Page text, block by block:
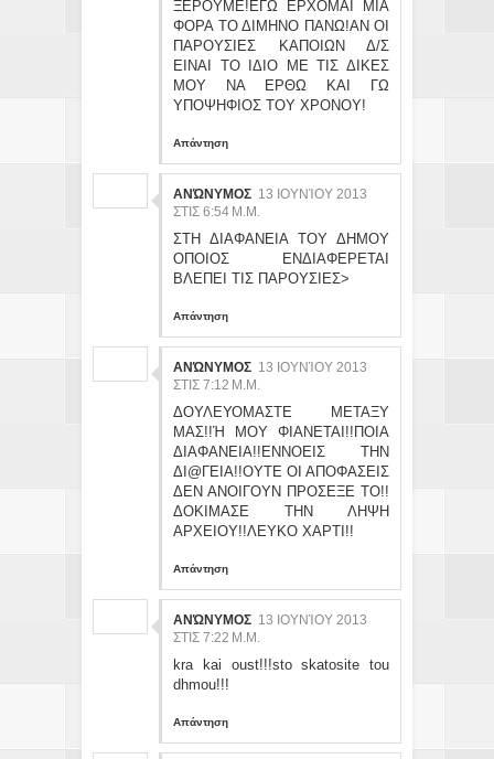
ΞΕΡΟΥΜΕ!ΕΓΩ ΕΡΧΟΜΑΙ ΜΙΑ
ΦΟΡΑ ΤΟ ΔΙΜΗΝΟ ΠΑΝΩ!ΑΝ ΟΙ
ΠΑΡΟΥΣΙΕΣ ΚΑΠΟΙΩΝ Δ/Σ
ΕΙΝΑΙ ΤΟ ΙΔΙΟ ΜΕ ΤΙΣ ΔΙΚΕΣ
ΜΟΥ ΝΑ ΕΡΘΩ ΚΑΙ ΓΩ
ΥΠΟΨΗΦΙΟΣ ΤΟΥ ΧΡΟΝΟΥ!
Απάντηση
ΑΝΏΝΥΜΟΣ 13 ΙΟΥΝΊΟΥ 2013
ΣΤΙΣ 6:54 Μ.Μ.
ΣΤΗ ΔΙΑΦΑΝΕΙΑ ΤΟΥ ΔΗΜΟΥ
ΟΠΟΙΟΣ ΕΝΔΙΑΦΕΡΕΤΑΙ
ΒΛΕΠΕΙ ΤΙΣ ΠΑΡΟΥΣΙΕΣ>
Απάντηση
ΑΝΏΝΥΜΟΣ 13 ΙΟΥΝΊΟΥ 2013
ΣΤΙΣ 7:12 Μ.Μ.
ΔΟΥΛΕΥΟΜΑΣΤΕ ΜΕΤΑΞΥ
ΜΑΣ!!Ή ΜΟΥ ΦΙΑΝΕΤΑΙ!!ΠΟΙΑ
ΔΙΑΦΑΝΕΙΑ!!ΕΝΝΟΕΙΣ ΤΗΝ
ΔΙ@ΓΕΙΑ!!ΟΥΤΕ ΟΙ ΑΠΟΦΑΣΕΙΣ
ΔΕΝ ΑΝΟΙΓΟΥΝ ΠΡΟΣΕΞΕ ΤΟ!!
ΔΟΚΙΜΑΣΕ ΤΗΝ ΛΗΨΗ
ΑΡΧΕΙΟΥ!!ΛΕΥΚΟ ΧΑΡΤΙ!!
Απάντηση
ΑΝΏΝΥΜΟΣ 13 ΙΟΥΝΊΟΥ 2013
ΣΤΙΣ 7:22 Μ.Μ.
kra kai oust!!!sto skatosite tou
dhmou!!!
Απάντηση